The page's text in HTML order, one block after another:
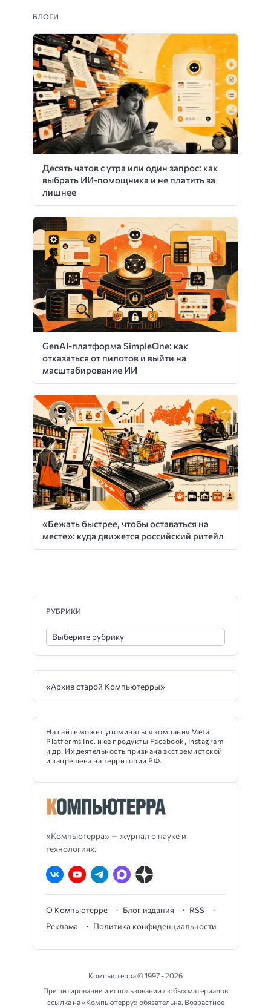
БЛОГИ
Десять чатов с утра или один запрос: как
выбрать ИИ-помощника и не платить за
лишнее
GenAI-платформа SimpleOne: как
отказаться от пилотов и выйти на
масштабирование ИИ
«Бежать быстрее, чтобы оставаться на
месте»: куда движется российский ритейл
«Компьютерра» — журнал о науке и
технологиях.
О Компьютерре Блог издания
RSS
Реклама
Политика конфиденциальности
РУБРИКИ
«Архив старой Компьютерры»
На сайте может упоминаться компания Meta
Platforms Inc. и ее продукты Facebook, Instagram
и др. Их деятельность признана экстремистской
и запрещена на территории РФ.
Компьютерра ©1997 - 2026
При цитировании и использовании любых материалов
ссылка на «Компьютерру» обязательна. Возрастное